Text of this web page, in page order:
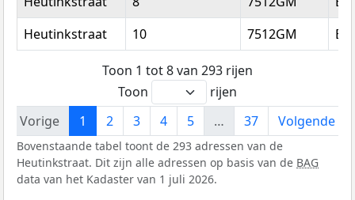
Heutinkstraat
10 7512GM
Toon 1 tot 8 van 293 rijen
Toon
rijen
Vorige
1 2 3 4 5 … 37 Volgende
Bovenstaande tabel toont de 293 adressen van de
Heutinkstraat. Dit zijn alle adressen op basis van de BAG
data van het Kadaster van 1 juli 2026.